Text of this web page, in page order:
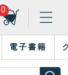
0
電子書籍